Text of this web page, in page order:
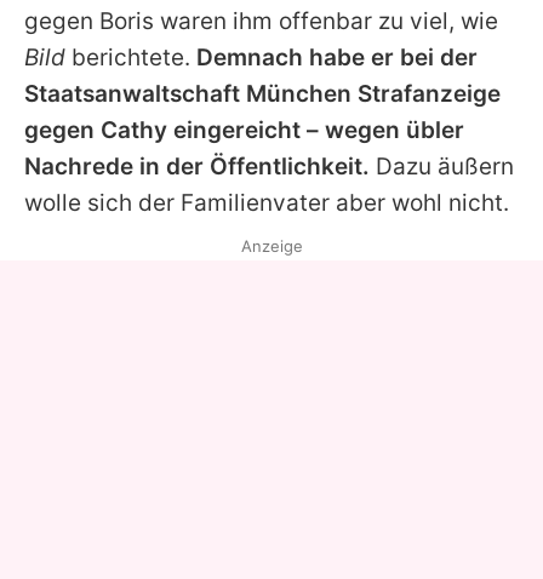
gegen Boris waren ihm offenbar zu viel, wie
Bild berichtete. Demnach habe er bei der
Staatsanwaltschaft München Strafanzeige
gegen Cathy eingereicht – wegen übler
Nachrede in der Öffentlichkeit. Dazu äußern
wolle sich der Familienvater aber wohl nicht.
Anzeige